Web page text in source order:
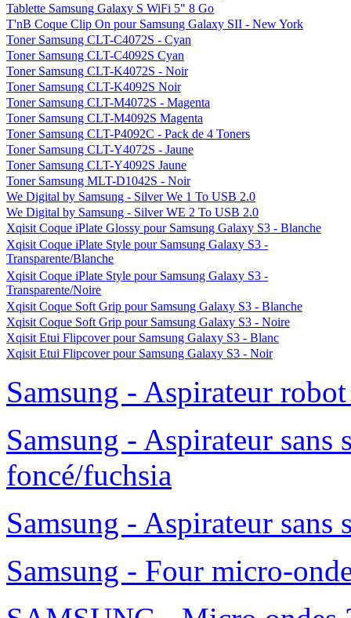
Tablette Samsung Galaxy S WiFi 5" 8 Go
T'nB Coque Clip On pour Samsung Galaxy SII - New York
Toner Samsung CLT-C4072S - Cyan
Toner Samsung CLT-C4092S Cyan
Toner Samsung CLT-K4072S - Noir
Toner Samsung CLT-K4092S Noir
Toner Samsung CLT-M4072S - Magenta
Toner Samsung CLT-M4092S Magenta
Toner Samsung CLT-P4092C - Pack de 4 Toners
Toner Samsung CLT-Y4072S - Jaune
Toner Samsung CLT-Y4092S Jaune
Toner Samsung MLT-D1042S - Noir
We Digital by Samsung - Silver We 1 To USB 2.0
We Digital by Samsung - Silver WE 2 To USB 2.0
Xqisit Coque iPlate Glossy pour Samsung Galaxy S3 - Blanche
Xqisit Coque iPlate Style pour Samsung Galaxy S3 -
Transparente/Blanche
Xqisit Coque iPlate Style pour Samsung Galaxy S3 -
Transparente/Noire
Xqisit Coque Soft Grip pour Samsung Galaxy S3 - Blanche
Xqisit Coque Soft Grip pour Samsung Galaxy S3 - Noire
Xqisit Etui Flipcover pour Samsung Galaxy S3 - Blanc
Xqisit Etui Flipcover pour Samsung Galaxy S3 - Noir
Samsung - Aspirateur
Samsung - Aspirateur
foncé/fuchsia
Samsung - Aspirateur sans
Samsung - Four micro-